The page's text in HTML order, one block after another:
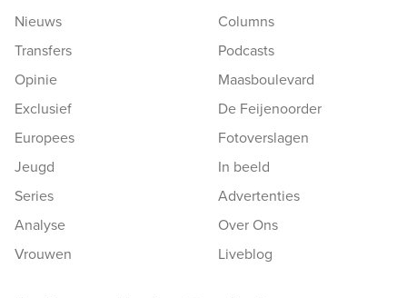
Nieuws
Transfers
Opinie
Exclusief
Europees
Jeugd
Series
Analyse
Vrouwen
Columns
Podcasts
Maasboulevard
De Feijenoorder
Fotoverslagen
In beeld
Advertenties
Over Ons
Liveblog